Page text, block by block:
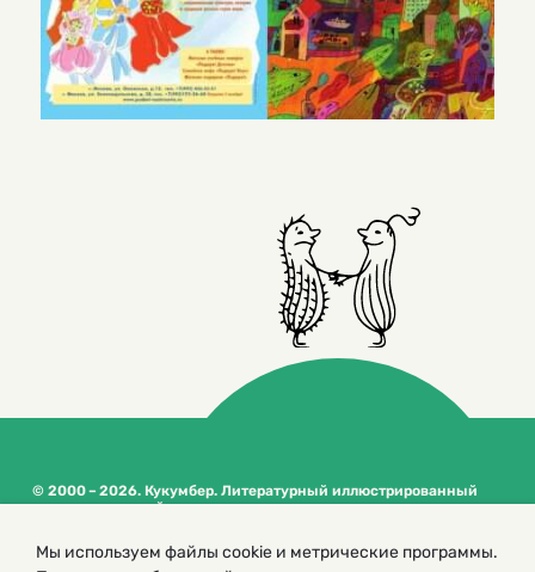
© 2000 – 2026. Кукумбер. Литературный иллюстрированный
журнал для детей
сайта
Мы используем файлы cookie и метрические программы.